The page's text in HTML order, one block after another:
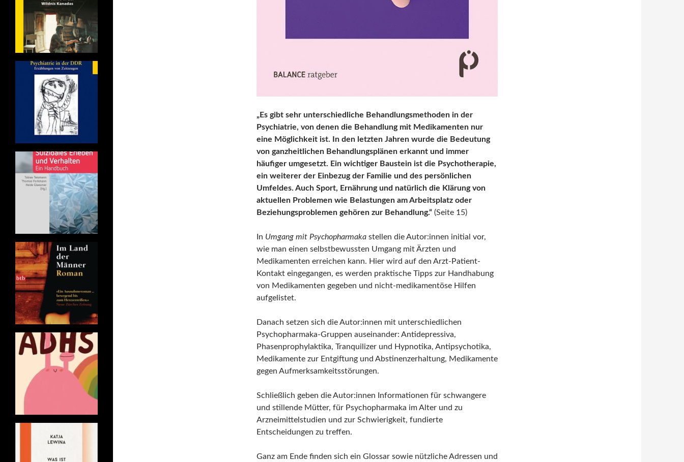
„Es gibt sehr unterschiedliche Behandlungsmethoden in der
Psychiatrie, von denen die Behandlung mit Medikamenten nur
eine Möglichkeit ist. In den letzten Jahren wurde die Bedeutung
von ganzheitlichen Behandlungsplänen erkannt und immer
häufiger umgesetzt. Ein wichtiger Baustein ist die Psychotherapie,
ein weiterer der Einbezug der Familie und des persönlichen
Umfeldes. Auch Sport, Ernährung und natürlich die Klärung von
aktuellen Problemen wie Belastungen am Arbeitsplatz oder
Beziehungsproblemen gehören zur Behandlung.“ (Seite 15)
In Umgang mit Psychopharmaka stellen die Autor:innen initial vor,
wie man einen selbstbewussten Umgang mit Ärzten und
Medikamenten erreichen kann. Hier wird auf den Arzt-Patient-
Kontakt eingegangen, es werden praktische Tipps zur Handhabung
von Medikamenten gegeben und nicht-medikamentöse Hilfen
aufgelistet.
Danach setzen sich die Autor:innen mit unterschiedlichen
Psychopharmaka-Gruppen auseinander: Antidepressiva,
Phasenprophylaktika, Tranquilizer und Hypnotika, Antipsychotika,
Medikamente zur Entgiftung und Abstinenzerhaltung, Medikamente
gegen Aufmerksamkeitsstörungen.
Schließlich geben die Autor:innen Informationen für schwangere
und stillende Mütter, für Psychopharmaka im Alter und zu
Arzneimittelstudien und zur Schwierigkeit, fundierte
Entscheidungen zu treffen.
Ganz am Ende finden sich ein Glossar sowie nützliche Adressen und